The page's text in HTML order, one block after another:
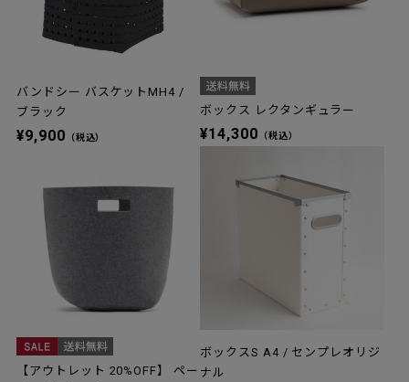
バンドシー バスケットMH4 /
ブラック
¥9,900 （税込）
ボックス レクタンギュラー
¥14,300 （税込）
【アウトレット 20%OFF】 ペー
ボックスS A4 / センプレオリジ
ナル